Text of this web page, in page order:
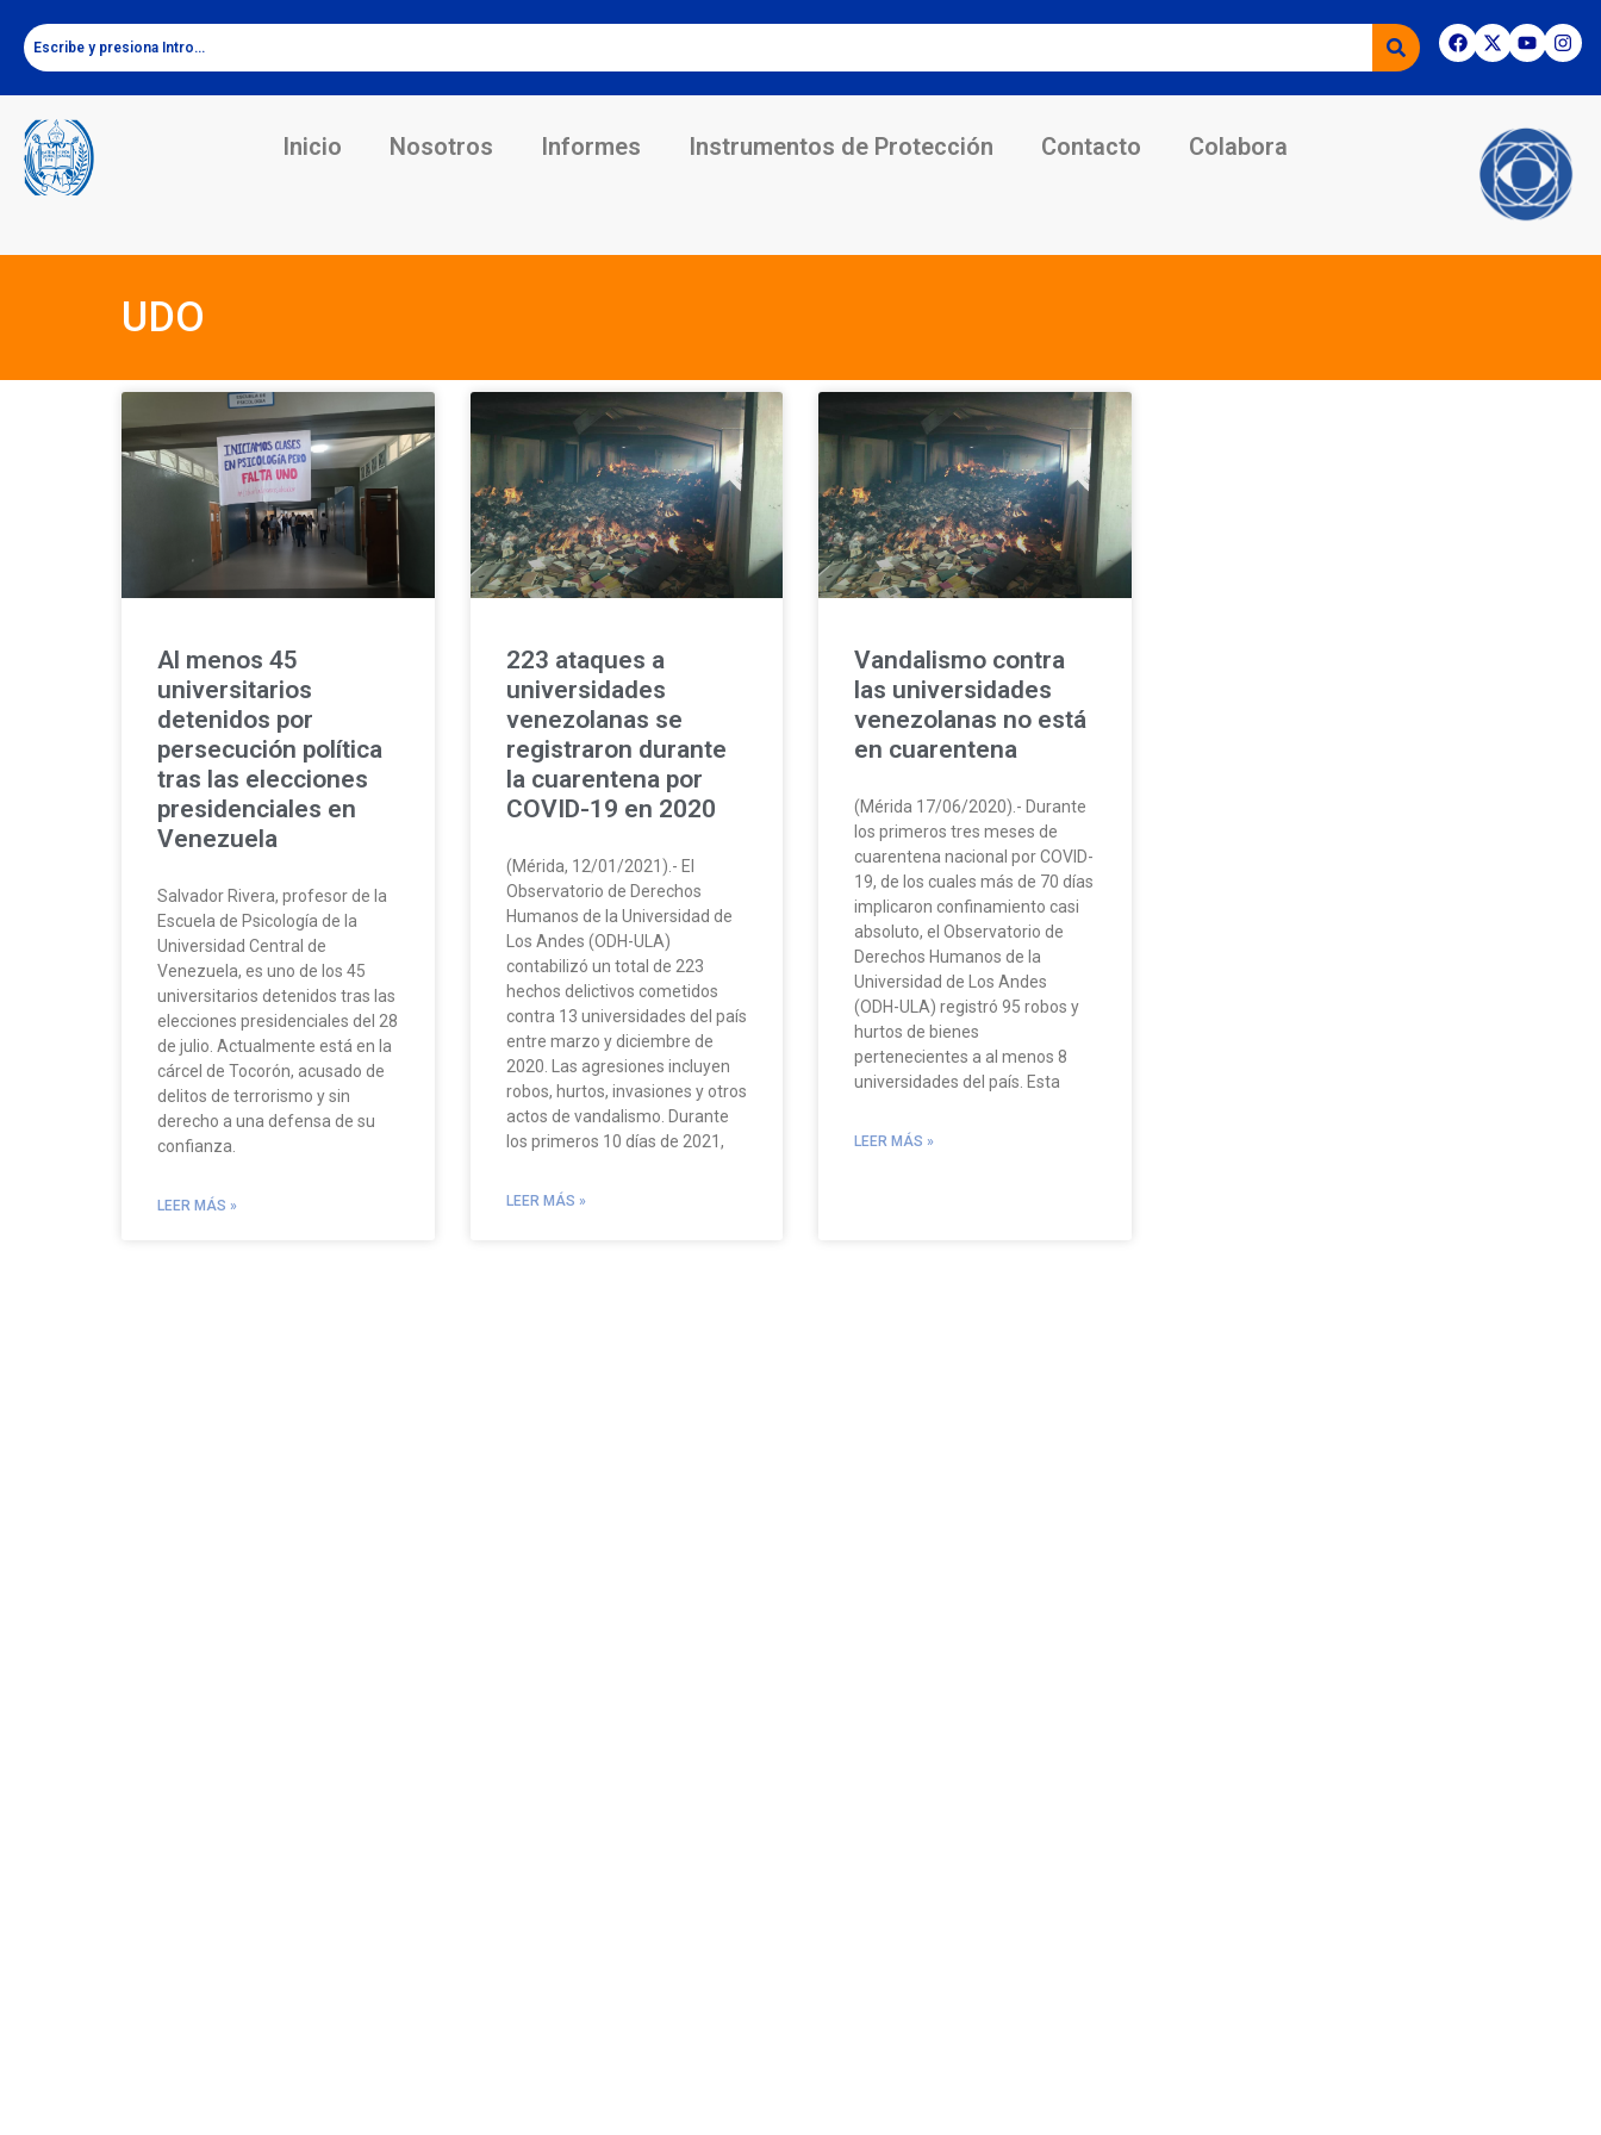
Inicio Nosotros Informes Instrumentos de Protección Contacto Colabora
UDO
Al menos 45
universitarios
detenidos por
persecución política
tras las elecciones
presidenciales en
Venezuela
Salvador Rivera, profesor de la
Escuela de Psicología de la
Universidad Central de
Venezuela, es uno de los 45
universitarios detenidos tras las
elecciones presidenciales del 28
de julio. Actualmente está en la
cárcel de Tocorón, acusado de
delitos de terrorismo y sin
derecho a una defensa de su
confianza.
LEER MÁS »
223 ataques a
universidades
venezolanas se
registraron durante
la cuarentena por
COVID-19 en 2020
(Mérida, 12/01/2021).- El
Observatorio de Derechos
Humanos de la Universidad de
Los Andes (ODH-ULA)
contabilizó un total de 223
hechos delictivos cometidos
contra 13 universidades del país
entre marzo y diciembre de
2020. Las agresiones incluyen
robos, hurtos, invasiones y otros
actos de vandalismo. Durante
los primeros 10 días de 2021,
LEER MÁS »
Vandalismo contra
las universidades
venezolanas no está
en cuarentena
(Mérida 17/06/2020).- Durante
los primeros tres meses de
cuarentena nacional por COVID-
19, de los cuales más de 70 días
implicaron confinamiento casi
absoluto, el Observatorio de
Derechos Humanos de la
Universidad de Los Andes
(ODH-ULA) registró 95 robos y
hurtos de bienes
pertenecientes a al menos 8
universidades del país. Esta
LEER MÁS »